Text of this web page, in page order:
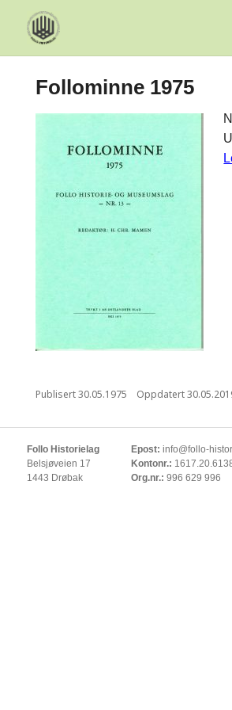
Follominne 1975
Publisert30.05.1975 Oppdatert
Follo Historielag
Belsjøveien 17
1443 Drøbak
Epost: info@follo-
Kontonr.:
Org.nr.: 996 629 996